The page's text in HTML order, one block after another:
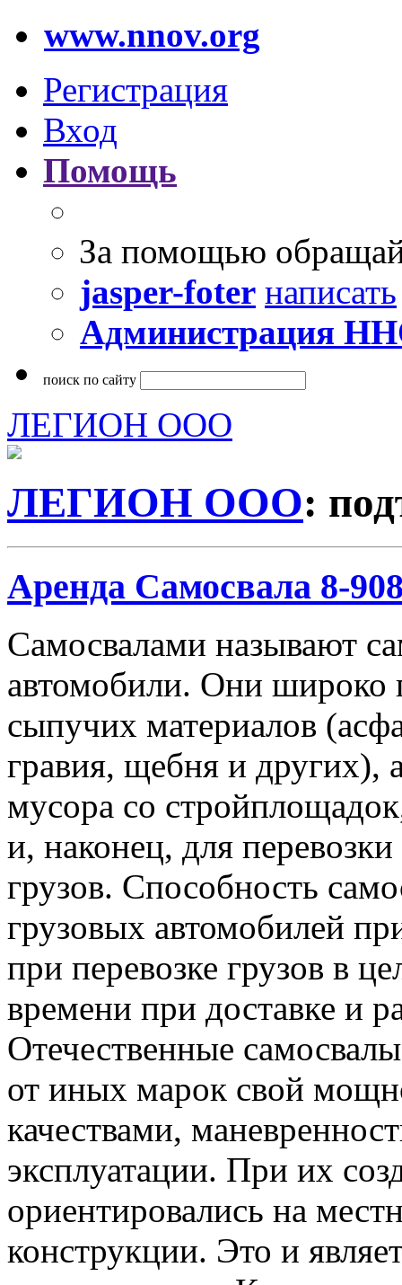
www.nnov.org
Регистрация
Вход
Помощь
За помощью
jasper-foter написать
Администрация
поиск по сайту
ЛЕГИОН ООО
ЛЕГИОН ООО:
Аренда Самосвала 8-
Самосвалами называют
автомобили. Они широко
сыпучих материалов
гравия, щебня и других),
мусора со
и, наконец, для
грузов. Способность
грузовых автомобилей
при перевозке грузов в
времени при доставке и
Отечественные
от иных марок свой
качествами,
эксплуатации. При их
ориентировались на
конструкции. Это и